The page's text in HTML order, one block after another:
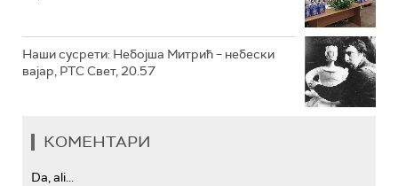
Наши сусрети: Небојша Митрић – небески
вајар, РТС Свет, 20.57
КОМЕНТАРИ
Da, ali...